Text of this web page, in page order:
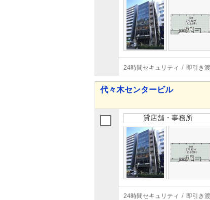
24時間セキュリティ 即引き
代々木センタービル
貸店舗・事務所
24時間セキュリティ 即引き